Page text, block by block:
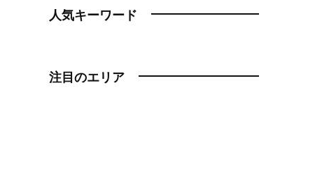
人気キーワード
注目のエリア